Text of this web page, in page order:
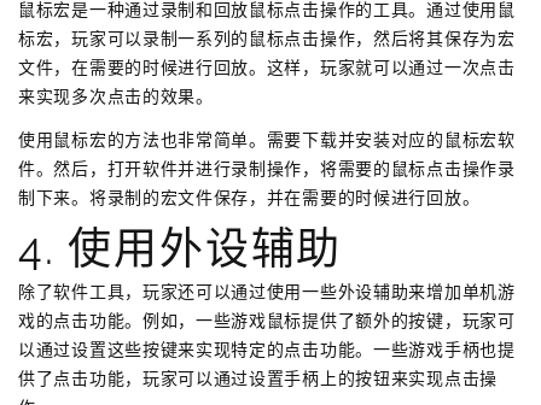
鼠标宏是一种通过录制和回放鼠标点击操作的工具。通过使用鼠
标宏，玩家可以录制一系列的鼠标点击操作，然后将其保存为宏
文件，在需要的时候进行回放。这样，玩家就可以通过一次点击
来实现多次点击的效果。
使用鼠标宏的方法也非常简单。需要下载并安装对应的鼠标宏软
件。然后，打开软件并进行录制操作，将需要的鼠标点击操作录
制下来。将录制的宏文件保存，并在需要的时候进行回放。
4. 使用外设辅助
除了软件工具，玩家还可以通过使用一些外设辅助来增加单机游
戏的点击功能。例如，一些游戏鼠标提供了额外的按键，玩家可
以通过设置这些按键来实现特定的点击功能。一些游戏手柄也提
供了点击功能，玩家可以通过设置手柄上的按钮来实现点击操